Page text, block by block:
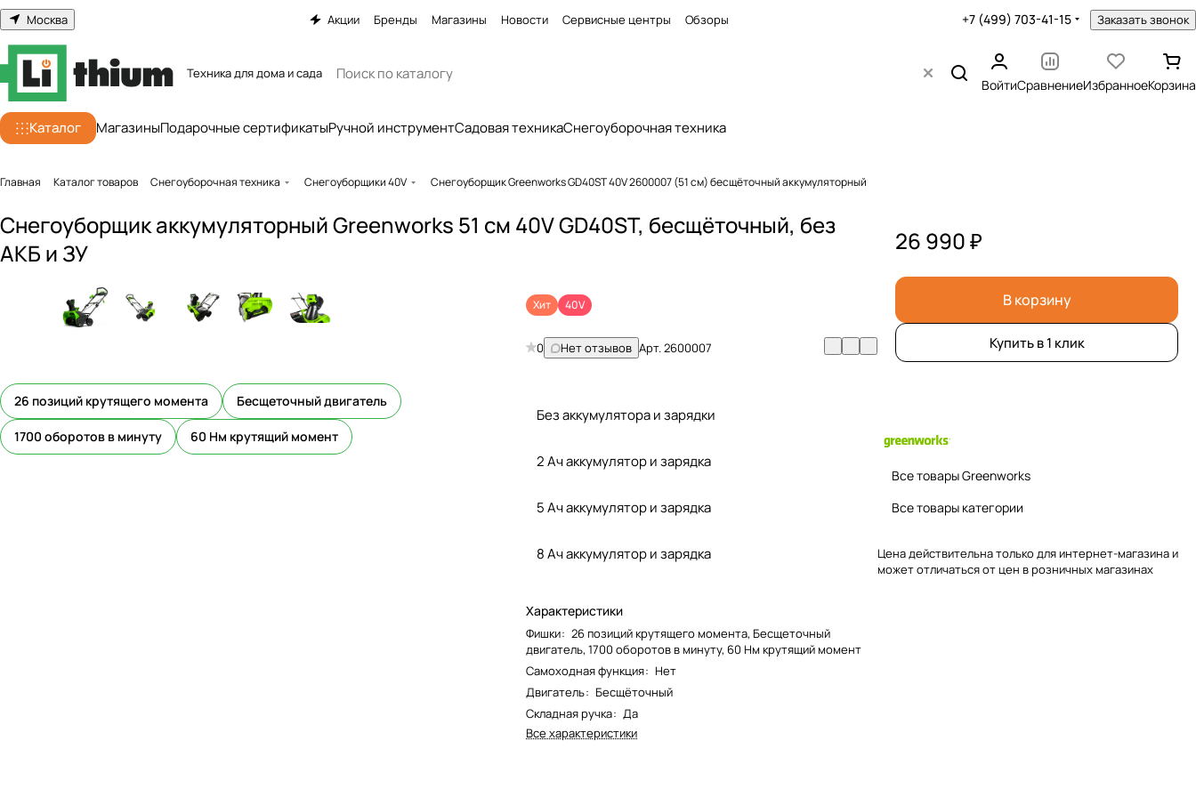
Москва Акции Бренды Магазины Новости Сервисные центры Обзоры +7 (499) 703-41-15 Заказать звонок
Техника для дома и сада
ВойтиСравнениеИзбранноеКорзина
Каталог МагазиныПодарочные сертификатыРучной инструментСадовая техникаСнегоуборочная техника
Главная Каталог товаров Снегоуборочная техника Снегоуборщики 40V Снегоуборщик Greenworks GD40ST 40V 2600007 (51 см) бесщёточный аккумуляторный
Снегоуборщик аккумуляторный Greenworks 51 см 40V GD40ST, бесщёточный, без
АКБ и ЗУ
26 позиций крутящего момента Бесщеточный двигатель
1700 оборотов в минуту 60 Нм крутящий момент
Хит 40V
0 Нет отзывов Арт.2600007
Без аккумулятора и зарядки
2 Ач аккумулятор и зарядка
5 Ач аккумулятор и зарядка
8 Ач аккумулятор и зарядка
Характеристики
Фишки: 26 позиций крутящего момента, Бесщеточный
двигатель, 1700 оборотов в минуту, 60 Нм крутящий момент
Самоходная функция: Нет
Двигатель: Бесщёточный
Складная ручка: Да
Все характеристики
26 990 ₽
В корзину
Купить в 1 клик
Все товары Greenworks
Все товары категории
Цена действительна только для интернет-магазина и
может отличаться от цен в розничных магазинах